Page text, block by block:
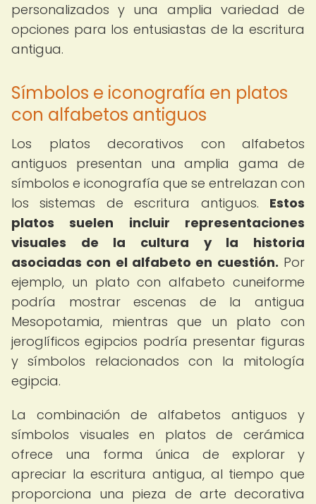
personalizados y una amplia variedad de
opciones para los entusiastas de la escritura
antigua.
Símbolos e iconografía en platos
con alfabetos antiguos
Los platos decorativos con alfabetos
antiguos presentan una amplia gama de
símbolos e iconografía que se entrelazan con
los sistemas de escritura antiguos. Estos
platos suelen incluir representaciones
visuales de la cultura y la historia
asociadas con el alfabeto en cuestión. Por
ejemplo, un plato con alfabeto cuneiforme
podría mostrar escenas de la antigua
Mesopotamia, mientras que un plato con
jeroglíficos egipcios podría presentar figuras
y símbolos relacionados con la mitología
egipcia.
La combinación de alfabetos antiguos y
símbolos visuales en platos de cerámica
ofrece una forma única de explorar y
apreciar la escritura antigua, al tiempo que
proporciona una pieza de arte decorativa